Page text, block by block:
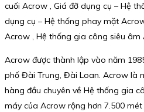
cuối Acrow , Giá đỡ dụng cụ – Hệ
dụng cụ – Hệ thống phay mặt
Acrow , Hệ thống gia công siêu âm
Acrow được thành lập vào năm
phố Đài Trung, Đài Loan. Acrow là
hàng đầu chuyên về Hệ thống gia
máy của Acrow rộng hơn 7.500